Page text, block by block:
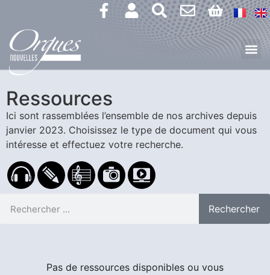
Ressources
Ici sont rassemblées l’ensemble de nos archives depuis
janvier 2023. Choisissez le type de document qui vous
intéresse et effectuez votre recherche.
Rechercher
Pas de ressources disponibles ou vous